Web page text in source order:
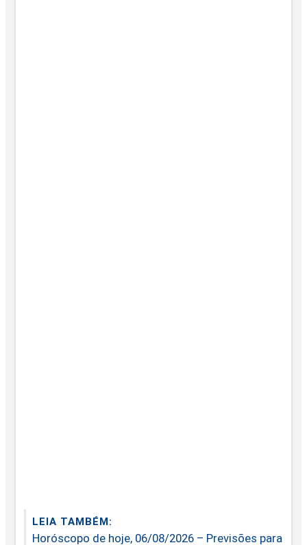
LEIA TAMBÉM:
Horóscopo de hoje, 06/08/2026 – Previsões para